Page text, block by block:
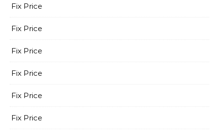
Fix Price
Fix Price
Fix Price
Fix Price
Fix Price
Fix Price